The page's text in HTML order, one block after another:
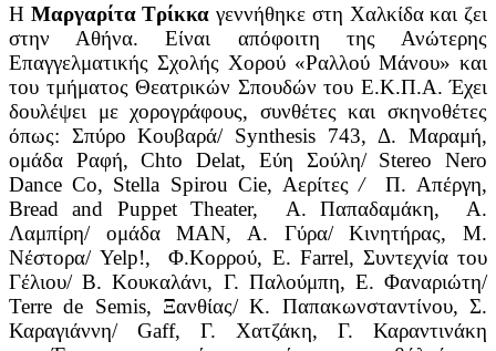
Η Μαργαρίτα Τρίκκα γεννήθηκε στη Χαλκίδα και ζει
στην Αθήνα. Eίναι απόφοιτη της Ανώτερης
Επαγγελματικής Σχολής Χορού «Ραλλού Μάνου» και
του τμήματος Θεατρικών Σπουδών του Ε.Κ.Π.Α. Έχει
δουλέψει με χορογράφους, συνθέτες και σκηνοθέτες
όπως: Σπύρο Κουβαρά/ Synthesis 743, Δ. Μαραμή,
ομάδα Ραφή, Chto Delat, Εύη Σούλη/ Stereo Nero
Dance Co, Stella Spirou Cie, Αερίτες / Π. Απέργη,
Bread and Puppet Theater, Α. Παπαδαμάκη, Α.
Λαμπίρη/ ομάδα ΜΑΝ, Α. Γύρα/ Κινητήρας, Μ.
Νέστορα/ Yelp!, Φ.Κορρού, Ε. Farrel, Συντεχνία του
Γέλιου/ Β. Κουκαλάνι, Γ. Παλούμπη, Ε. Φαναριώτη/
Terre de Semis, Ξανθίας/ Κ. Παπακωνσταντίνου, Σ.
Καραγιάννη/ Gaff, Γ. Χατζάκη, Γ. Καραντινάκη